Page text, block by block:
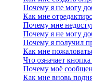
Почему я не могу
Как мне
Почему мне
Почему я не могу
Почему я получил
Как мне
Что означает
Почему моё
Как мне вновь